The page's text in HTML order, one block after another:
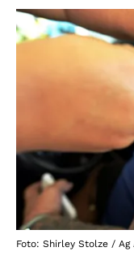
Foto: Shirley Stolze / Ag